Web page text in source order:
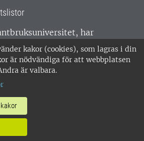
kakor (cookies), som lagras i din
är nödvändiga för att webbplatsen
är valbara.
har
hela Sverige. Huvudorter är
och Umeå.SLU är
ISO 14001. •
nr: 202100-2817 •
•Behandling av